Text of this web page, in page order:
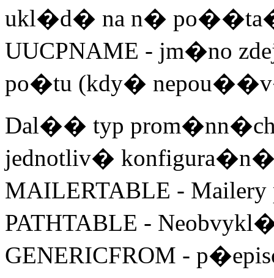
ukl�d� na n�
UUCPNAME - jm�no
po�tu (kdy�
Dal�� typ prom�nn�ch
jednotliv� konfigura�n�
MAILERTABLE -
PATHTABLE -
GENERICFROM -